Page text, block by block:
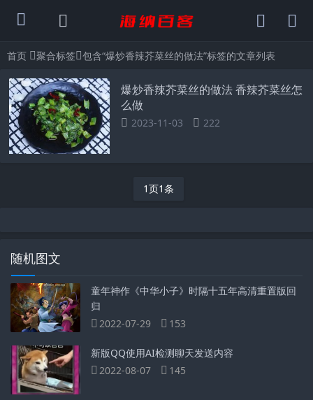
首页 聚合标签 包含“爆炒香辣芥菜丝的做法”标签的文章列表
爆炒香辣芥菜丝的做法 香辣芥菜丝怎
么做
2023-11-03 222
1页1条
随机图文
童年神作《中华小子》时隔十五年高清重置版回
归
2022-07-29
153
新版QQ使用AI检测聊天发送内容
2022-08-07
145